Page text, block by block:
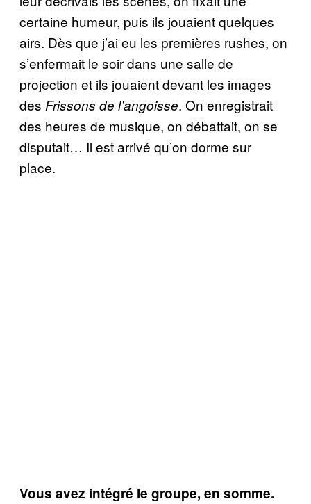
certaine humeur, puis ils jouaient quelques
airs. Dès que j’ai eu les premières rushes, on
s’enfermait le soir dans une salle de
projection et ils jouaient devant les images
des Frissons de l’angoisse. On enregistrait
des heures de musique, on débattait, on se
disputait… Il est arrivé qu’on dorme sur
place.
Vous avez intégré le groupe, en somme.